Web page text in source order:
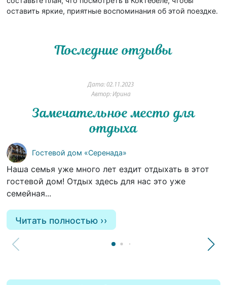
оставить яркие, приятные воспоминания об этой поездке.
Последние отзывы
Дата: 02.11.2023
Автор: Ирина
Замечательное место для
отдыха
Гостевой дом «Серенада»
Наша семья уже много лет ездит отдыхать в этот
гостевой дом! Отдых здесь для нас это уже
семейная...
Читать полностью